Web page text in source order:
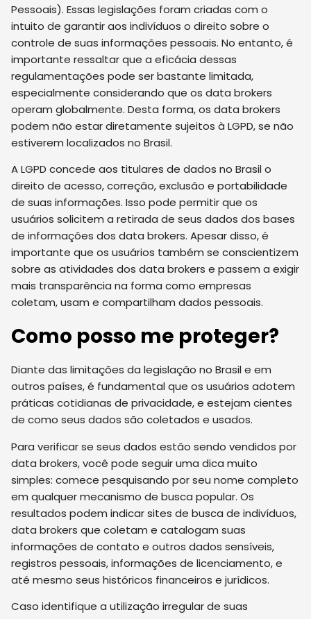
Pessoais). Essas legislações foram criadas com o
intuito de garantir aos indivíduos o direito sobre o
controle de suas informações pessoais. No entanto, é
importante ressaltar que a eficácia dessas
regulamentações pode ser bastante limitada,
especialmente considerando que os data brokers
operam globalmente. Desta forma, os data brokers
podem não estar diretamente sujeitos à LGPD, se não
estiverem localizados no Brasil.
A LGPD concede aos titulares de dados no Brasil o
direito de acesso, correção, exclusão e portabilidade
de suas informações. Isso pode permitir que os
usuários solicitem a retirada de seus dados dos bases
de informações dos data brokers. Apesar disso, é
importante que os usuários também se conscientizem
sobre as atividades dos data brokers e passem a exigir
mais transparência na forma como empresas
coletam, usam e compartilham dados pessoais.
Como posso me proteger?
Diante das limitações da legislação no Brasil e em
outros países, é fundamental que os usuários adotem
práticas cotidianas de privacidade, e estejam cientes
de como seus dados são coletados e usados.
Para verificar se seus dados estão sendo vendidos por
data brokers, você pode seguir uma dica muito
simples: comece pesquisando por seu nome completo
em qualquer mecanismo de busca popular. Os
resultados podem indicar sites de busca de indivíduos,
data brokers que coletam e catalogam suas
informações de contato e outros dados sensíveis,
registros pessoais, informações de licenciamento, e
até mesmo seus históricos financeiros e jurídicos.
Caso identifique a utilização irregular de suas